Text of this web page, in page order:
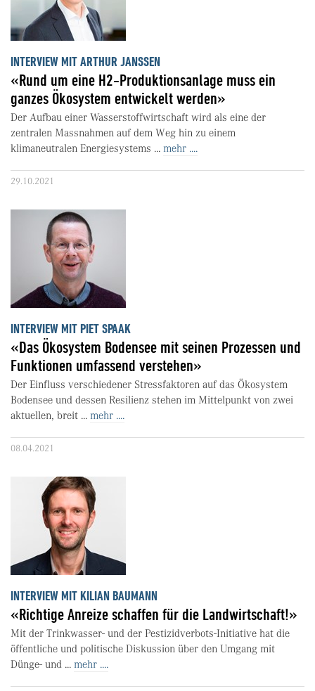
INTERVIEW MIT ARTHUR JANSSEN
«Rund um eine H2-Produktionsanlage muss ein
ganzes Ökosystem entwickelt werden»
Der Aufbau einer Wasserstoffwirtschaft wird als eine der
zentralen Massnahmen auf dem Weg hin zu einem
klimaneutralen Energiesystems ... mehr ....
29.10.2021
INTERVIEW MIT PIET SPAAK
«Das Ökosystem Bodensee mit seinen Prozessen und
Funktionen umfassend verstehen»
Der Einfluss verschiedener Stressfaktoren auf das Ökosystem
Bodensee und dessen Resilienz stehen im Mittelpunkt von zwei
aktuellen, breit ... mehr ....
08.04.2021
INTERVIEW MIT KILIAN BAUMANN
«Richtige Anreize schaffen für die Landwirtschaft!»
Mit der Trinkwasser- und der Pestizidverbots-Initiative hat die
öffentliche und politische Diskussion über den Umgang mit
Dünge- und ... mehr ....